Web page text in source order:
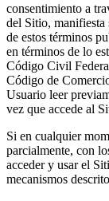
consentimiento a
del Sitio, manifiesta
de estos términos
en términos de lo
Código Civil
Código de
Usuario leer
vez que accede al
Si en cualquier
parcialmente, con
acceder y usar el
mecanismos